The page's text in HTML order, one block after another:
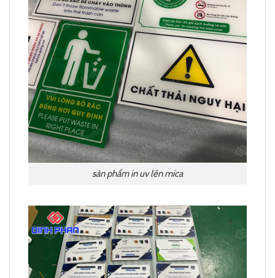
sản phẩm in uv lên mica